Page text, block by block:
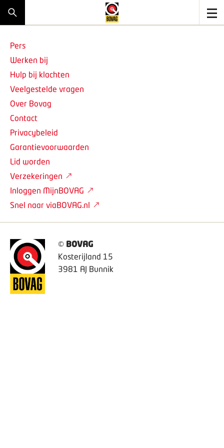
© BOVAG
Kosterijland 15
3981 AJ Bunnik
Pers
Werken bij
Hulp bij klachten
Veelgestelde vragen
Over Bovag
Contact
Privacybeleid
Garantievoorwaarden
Lid worden
Verzekeringen
Inloggen MijnBOVAG
Snel naar viaBOVAG.nl